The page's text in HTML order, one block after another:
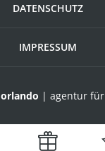
DATENSCHUTZ
IMPRESSUM
orlando | agentur